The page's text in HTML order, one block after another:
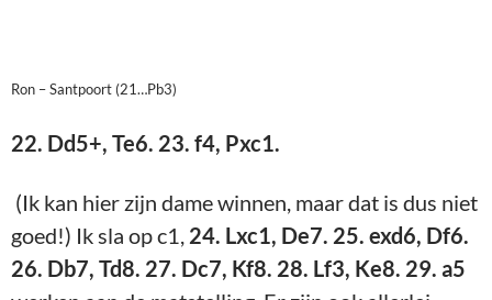
35. Te1, Dd3. 36. Lb2, Tg6. 37. Ta1. Zag Martin